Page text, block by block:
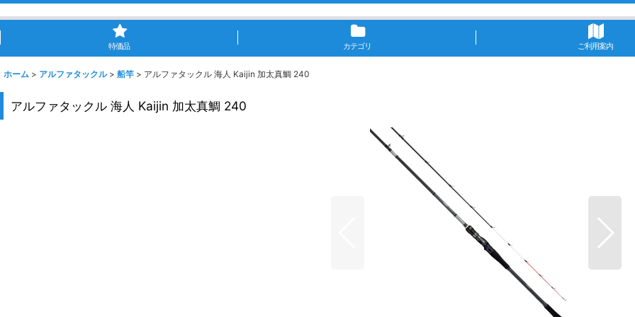
特価品 カテゴリ ご利用案内
ホーム > アルファタックル > 船竿 > アルファタックル 海人 Kaijin 加太真鯛 240
アルファタックル 海人 Kaijin 加太真鯛 240